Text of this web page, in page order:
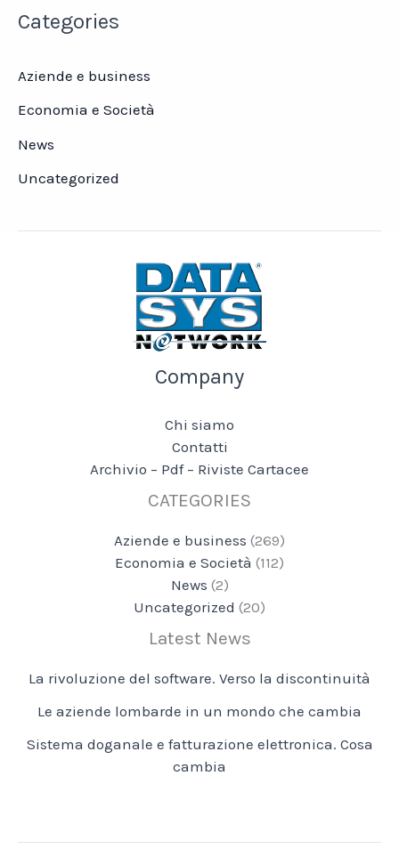
Categories
Aziende e business
Economia e Società
News
Uncategorized
Company
Chi siamo
Contatti
Archivio – Pdf – Riviste Cartacee
CATEGORIES
Aziende e business (269)
Economia e Società (112)
News (2)
Uncategorized (20)
Latest News
La rivoluzione del software. Verso la discontinuità
Le aziende lombarde in un mondo che cambia
Sistema doganale e fatturazione elettronica. Cosa
cambia